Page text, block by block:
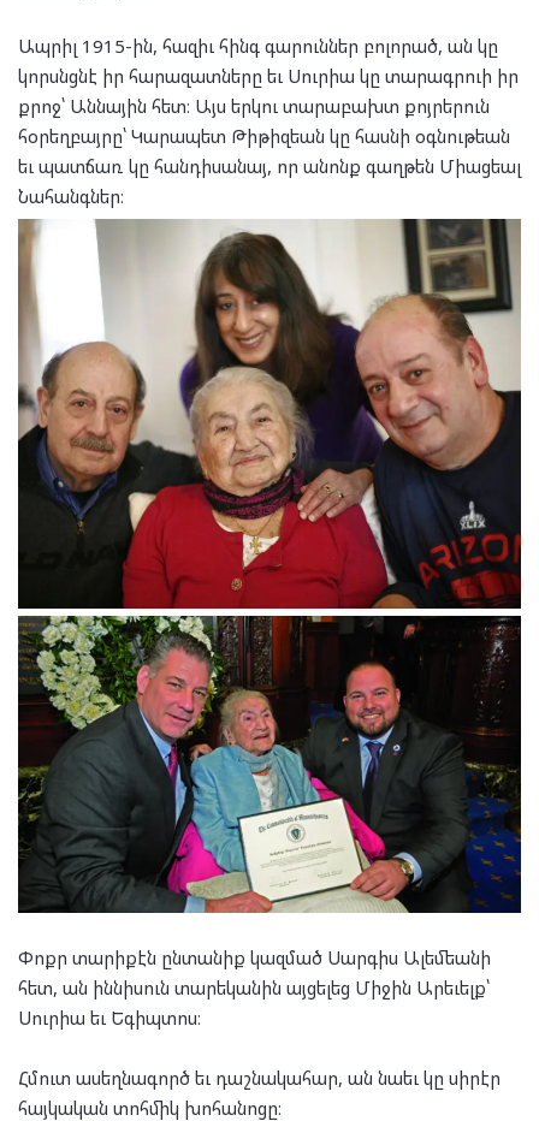
Ապրիլ 1915-ին, հազիւ հինգ գարուններ բոլորած, ան կը
կորսնցնէ իր հարազատները եւ Սուրիա կը տարագրուի իր
քրոջ՝ Աննային հետ։ Այս երկու տարաբախտ քոյրերուն
հօրեղբայրը՝ Կարապետ Թիթիզեան կը հասնի օգնութեան
եւ պատճառ կը հանդիսանայ, որ անոնք գաղթեն Միացեալ
Նահանգներ։
Փոքր տարիքէն ընտանիք կազմած Սարգիս Ալեմեանի
հետ, ան իննիսուն տարեկանին այցելեց Միջին Արեւելք՝
Սուրիա եւ Եգիպտոս։
Հմուտ ասեղնագործ եւ դաշնակահար, ան նաեւ կը սիրէր
հայկական տոհմիկ խոհանոցը։